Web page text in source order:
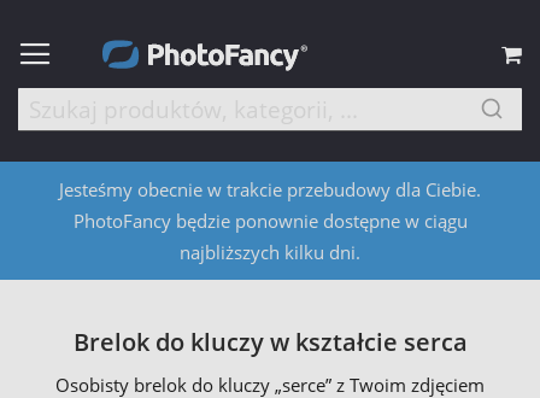
Jesteśmy obecnie w trakcie przebudowy dla Ciebie.
PhotoFancy będzie ponownie dostępne w ciągu
najbliższych kilku dni.
Brelok do kluczy w kształcie serca
Osobisty brelok do kluczy „serce” z Twoim zdjęciem